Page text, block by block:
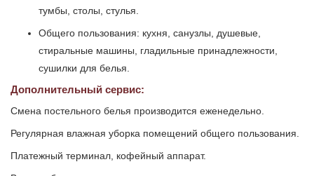
тумбы, столы, стулья.
Общего пользования: кухня, санузлы, душевые,
стиральные машины, гладильные принадлежности,
сушилки для белья.
Дополнительный сервис:
Смена постельного белья производится еженедельно.
Регулярная влажная уборка помещений общего пользования.
Платежный терминал, кофейный аппарат.